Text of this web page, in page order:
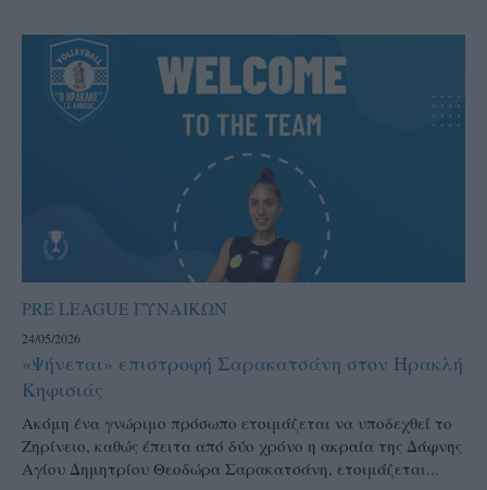
PRE LEAGUE ΓΥΝΑΙΚΩΝ
24/05/2026
«Ψήνεται» επιστροφή Σαρακατσάνη στον Ηρακλή
Κηφισιάς
Ακόμη ένα γνώριμο πρόσωπο ετοιμάζεται να υποδεχθεί το
Ζηρίνειο, καθώς έπειτα από δύο χρόνο η ακραία της Δάφνης
Αγίου Δημητρίου Θεοδώρα Σαρακατσάνη, ετοιμάζεται...